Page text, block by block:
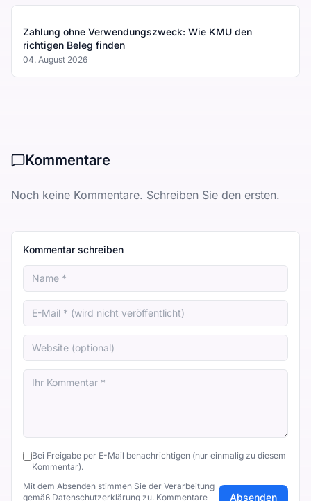
Zahlung ohne Verwendungszweck: Wie KMU den
richtigen Beleg finden
04. August 2026
Kommentare
Noch keine Kommentare. Schreiben Sie den ersten.
Kommentar schreiben
Bei Freigabe per E-Mail benachrichtigen (nur einmalig zu diesem
Kommentar).
Mit dem Absenden stimmen Sie der Verarbeitung
gemäß Datenschutzerklärung zu. Kommentare Absenden